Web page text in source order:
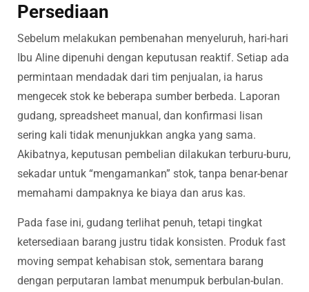
Persediaan
Sebelum melakukan pembenahan menyeluruh, hari-hari
Ibu Aline dipenuhi dengan keputusan reaktif. Setiap ada
permintaan mendadak dari tim penjualan, ia harus
mengecek stok ke beberapa sumber berbeda. Laporan
gudang, spreadsheet manual, dan konfirmasi lisan
sering kali tidak menunjukkan angka yang sama.
Akibatnya, keputusan pembelian dilakukan terburu-buru,
sekadar untuk “mengamankan” stok, tanpa benar-benar
memahami dampaknya ke biaya dan arus kas.
Pada fase ini, gudang terlihat penuh, tetapi tingkat
ketersediaan barang justru tidak konsisten. Produk fast
moving sempat kehabisan stok, sementara barang
dengan perputaran lambat menumpuk berbulan-bulan.